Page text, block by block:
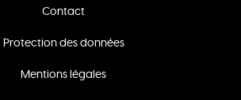
Contact
Protection des données
Mentions légales